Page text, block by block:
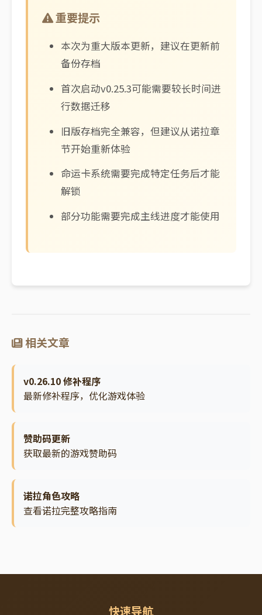
重要提示
本次为重大版本更新，建议在更新前
备份存档
首次启动v0.25.3可能需要较长时间进
行数据迁移
旧版存档完全兼容，但建议从诺拉章
节开始重新体验
命运卡系统需要完成特定任务后才能
解锁
部分功能需要完成主线进度才能使用
相关文章
v0.26.10 修补程序
最新修补程序，优化游戏体验
赞助码更新
获取最新的游戏赞助码
诺拉角色攻略
查看诺拉完整攻略指南
快速导航